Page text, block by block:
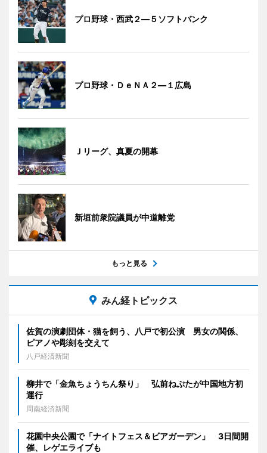
プロ野球・西武２―５ソフトバンク
プロ野球・ＤｅＮＡ２―１広島
Ｊリーグ、真夏の開幕
新垣前衆院議員が中道離党
もっと見る
みん経トピックス
佐賀の演劇団体・猫を飼う、八戸で初公演 男女の関係、
ピアノや彫刻を交えて
八戸経済新聞
柳井で「金魚ちょうちん祭り」 弘前ねぷたが中国地方初
運行
周南経済新聞
花園中央公園で「ナイトフェス＆ビアガーデン」 3日間開
催、レゲエライブも